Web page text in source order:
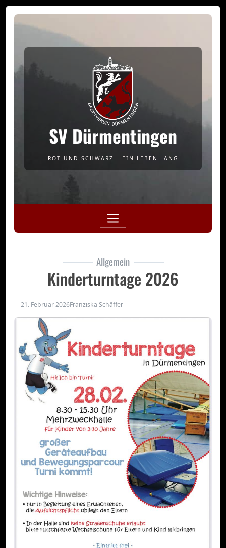
SV Dürmentingen
ROT UND SCHWARZ – EIN LEBEN LANG
Allgemein
Kinderturntage 2026
21. Februar 2026Franziska Schäffer